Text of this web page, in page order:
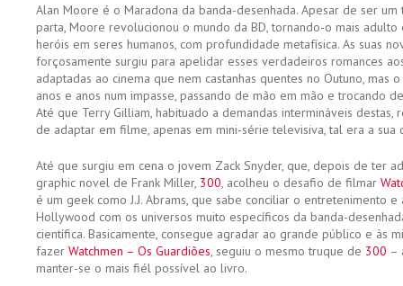
Alan Moore é o Maradona da banda-desenhada. Apesar de ser
parta, Moore revolucionou o mundo da BD, tornando-o mais
heróis em seres humanos, com profundidade metafísica. As suas
forçosamente surgiu para apelidar esses verdadeiros romances
adaptadas ao cinema que nem castanhas quentes no Outuno, mas
anos e anos num impasse, passando de mão em mão e trocando
Até que Terry Gilliam, habituado a demandas intermináveis
de adaptar em filme, apenas em mini-série televisiva, tal era a sua
Até que surgiu em cena o jovem Zack Snyder, que, depois de ter
graphic novel de Frank Miller, 300, acolheu o desafio de filmar
é um geek como J.J. Abrams, que sabe conciliar o entretenimento
Hollywood com os universos muito específicos da banda-
científica. Basicamente, consegue agradar ao grande público e às
fazer Watchmen – Os Guardiões, seguiu o mesmo truque de 300 –
manter-se o mais fiél possível ao livro.